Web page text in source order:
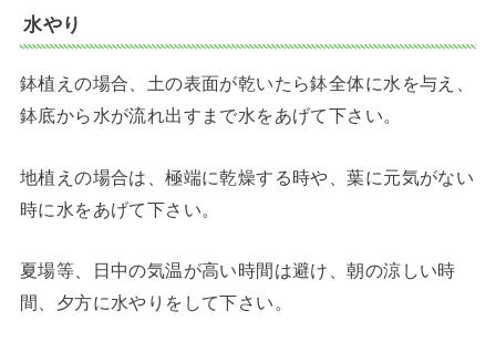
水やり
鉢植えの場合、土の表面が乾いたら鉢全体に水を与え、
鉢底から水が流れ出すまで水をあげて下さい。
地植えの場合は、極端に乾燥する時や、葉に元気がない
時に水をあげて下さい。
夏場等、日中の気温が高い時間は避け、朝の涼しい時
間、夕方に水やりをして下さい。